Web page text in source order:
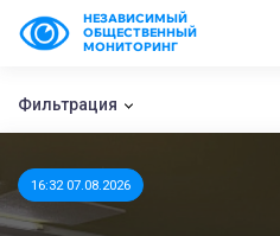
НЕЗАВИСИМЫЙ
ОБЩЕСТВЕННЫЙ
МОНИТОРИНГ
Фильтрация
16:32 07.08.2026